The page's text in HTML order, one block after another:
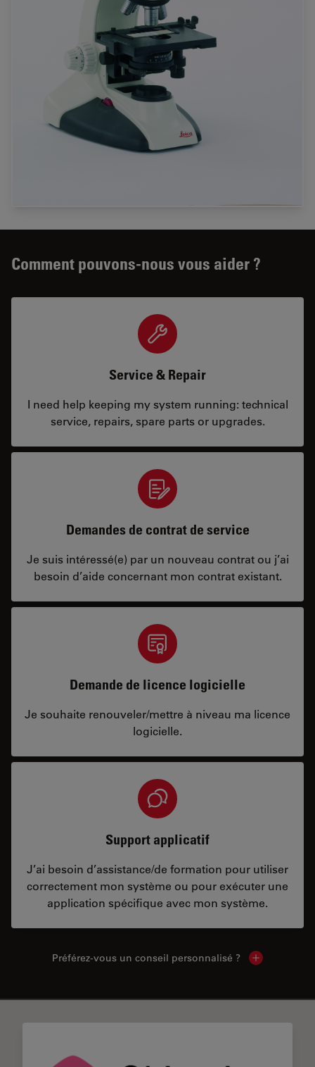
Comment pouvons-nous vous aider ?
Service & Repair
I need help keeping my system running: technical
service, repairs, spare parts or upgrades.
Demandes de contrat de service
Je suis intéressé(e) par un nouveau contrat ou j’ai
besoin d’aide concernant mon contrat existant.
Demande de licence logicielle
Je souhaite renouveler/mettre à niveau ma licence
logicielle.
Support applicatif
J’ai besoin d’assistance/de formation pour utiliser
correctement mon système ou pour exécuter une
application spécifique avec mon système.
Préférez-vous un conseil personnalisé ? Show local